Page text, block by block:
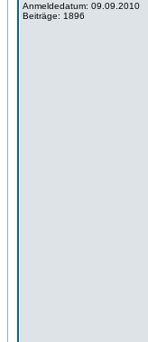
Anmeldedatum: 09.09.2010
Beiträge: 1896